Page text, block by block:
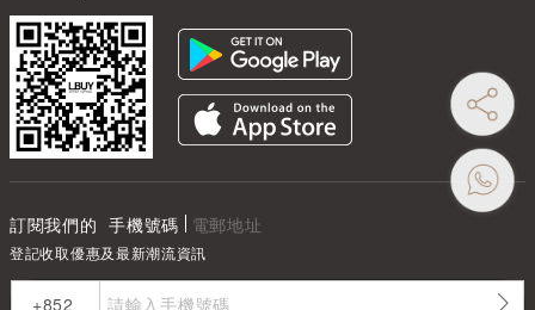
訂閱我們的 手機號碼 電郵地址
登記收取優惠及最新潮流資訊